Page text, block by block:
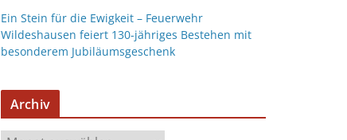
Ein Stein für die Ewigkeit – Feuerwehr
Wildeshausen feiert 130-jähriges Bestehen mit
besonderem Jubiläumsgeschenk
Archiv